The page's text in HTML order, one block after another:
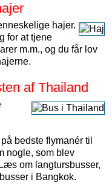
hajer.
for at tjene
m.m., og du får lov
af Thailand
bedste flymanér til
nogle, som blev
om langtursbusser,
i Bangkok.